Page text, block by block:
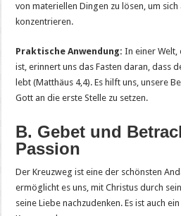
von materiellen Dingen zu lösen, um sich
konzentrieren.
Praktische Anwendung: In einer
ist, erinnert uns das Fasten daran, dass
lebt (Matthäus 4,4). Es hilft uns, unsere
Gott an die erste Stelle zu setzen.
B. Gebet und
Passion
Der Kreuzweg ist eine der schönsten
ermöglicht es uns, mit Christus durch
seine Liebe nachzudenken. Es ist auch